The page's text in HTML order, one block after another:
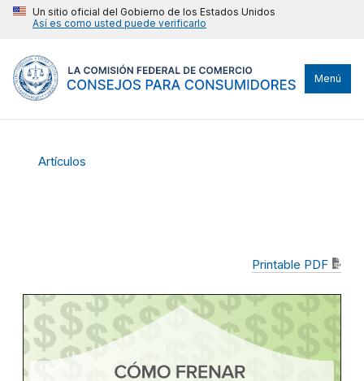
Un sitio oficial del Gobierno de los Estados Unidos
Así es como usted puede verificarlo
Menú
Artículos
Printable PDF